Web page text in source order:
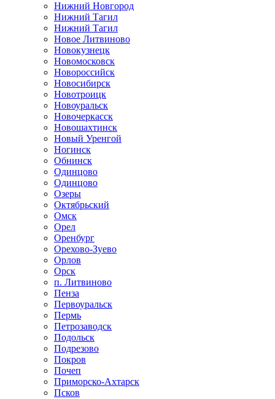
Нижний Новгород
Нижний Тагил
Нижний Тагил
Новое Литвиново
Новокузнецк
Новомосковск
Новороссийск
Новосибирск
Новотроицк
Новоуральск
Новочеркасск
Новошахтинск
Новый Уренгой
Ногинск
Обнинск
Одинцово
Одинцово
Озеры
Октябрьский
Омск
Орел
Оренбург
Орехово-Зуево
Орлов
Орск
п. Литвиново
Пенза
Первоуральск
Пермь
Петрозаводск
Подольск
Подрезово
Покров
Почеп
Приморско-Ахтарск
Псков